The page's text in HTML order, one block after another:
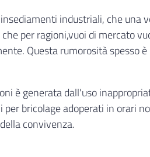
industriali, che
per ragioni,vuoi di mercato
Questa rumorosità spesso
è generata dall'uso
bricolage adoperati in orari
convivenza.